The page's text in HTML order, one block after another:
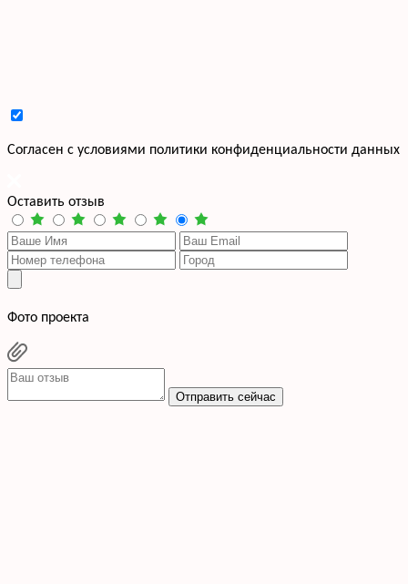
Cогласен с условиями политики конфиденциальности данных
Оставить отзыв
Фото проекта
Отправить сейчас